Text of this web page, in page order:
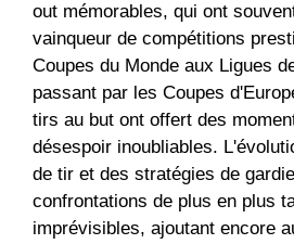
out mémorables, qui ont
vainqueur de compétitions
Coupes du Monde aux Ligues
passant par les Coupes
tirs au but ont offert des
désespoir inoubliables.
de tir et des stratégies de
confrontations de plus en plus
imprévisibles, ajoutant encore